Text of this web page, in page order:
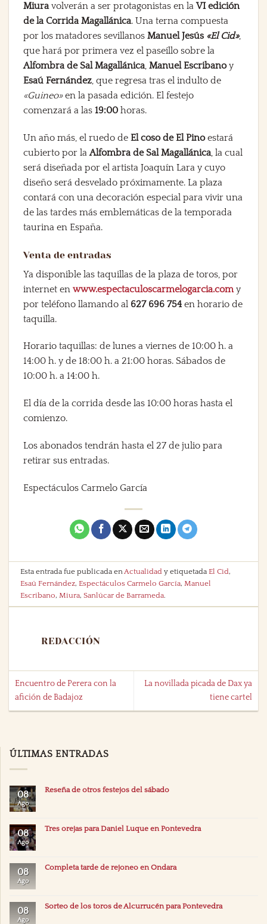
Miuravolverán a ser protagonistas en laVI edición
de la Corrida Magallánica. Una terna compuesta
por los matadores sevillanos Manuel Jesús «El Cid»,
que hará por primera vez el paseíllo sobre la
Alfombra de Sal Magallánica, Manuel Escribanoy
Esaú Fernández, que regresa tras el indulto de
«Guineo»en la pasada edición. El festejo
comenzará a las 19:00 horas.
Un año más, el ruedo de El coso de El Pinoestará
cubierto por laAlfombra de Sal Magallánica, la cual
será diseñada por el artista Joaquín Lara y cuyo
diseño será desvelado próximamente. La plaza
contará con una decoración especial para vivir una
de las tardes más emblemáticas de la temporada
taurina en España.
Venta de entradas
Ya disponible las taquillas de la plaza de toros, por
internet en www.espectaculoscarmelogarcia.comy
por teléfono llamando al 627 696 754 en horario de
taquilla.
Horario taquillas: de lunes a viernes de 10:00 h. a
14:00 h. y de 18:00 h. a 21:00 horas. Sábados de
10:00 h. a 14:00 h.
El día de la corrida desde las 10:00 horas hasta el
comienzo.
Los abonados tendrán hasta el 27 de julio para
retirar sus entradas.
Espectáculos Carmelo García
Esta entrada fue publicada enActualidad y etiquetadaEl Cid,
Esaú Fernández,Espectáculos Carmelo García,Manuel
Escribano,Miura,Sanlúcar de Barrameda.
REDACCIÓN
Encuentro de Perera con la
afición de Badajoz
La novillada picada de Dax ya
tiene cartel
ÚLTIMAS ENTRADAS
08
Ago
Reseña de otros festejos del sábado
08
Ago
Tres orejas para Daniel Luque en Pontevedra
08
Ago
Completa tarde de rejoneo en Ondara
08
Ago
Sorteo de los toros de Alcurrucén para Pontevedra